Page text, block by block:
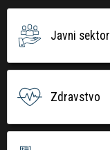
Javni sektor
Zdravstvo